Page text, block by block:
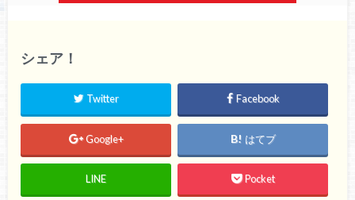
シェア！
Twitter Facebook
Google+ はてブ
LINE Pocket